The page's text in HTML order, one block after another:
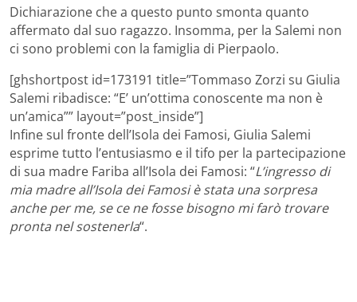
Dichiarazione che a questo punto smonta quanto
affermato dal suo ragazzo. Insomma, per la Salemi non
ci sono problemi con la famiglia di Pierpaolo.
[ghshortpost id=173191 title=”Tommaso Zorzi su Giulia
Salemi ribadisce: “E’ un’ottima conoscente ma non è
un’amica”” layout=”post_inside”]
Infine sul fronte dell’Isola dei Famosi, Giulia Salemi
esprime tutto l’entusiasmo e il tifo per la partecipazione
di sua madre Fariba all’Isola dei Famosi: “L’ingresso di
mia madre all’Isola dei Famosi è stata una sorpresa
anche per me, se ce ne fosse bisogno mi farò trovare
pronta nel sostenerla“.